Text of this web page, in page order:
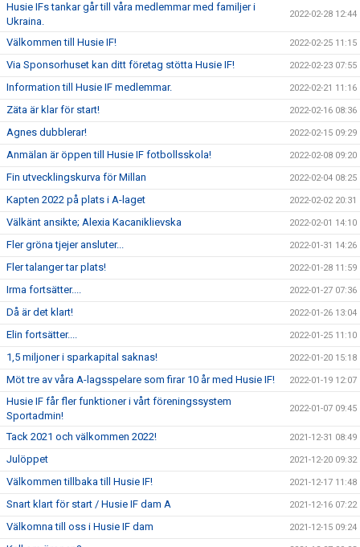
Husie IFs tankar går till våra medlemmar med familjer i
Ukraina.
2022-02-28 12:44
Välkommen till Husie IF! 2022-02-25 11:15
Via Sponsorhuset kan ditt företag stötta Husie IF! 2022-02-23 07:55
Information till Husie IF medlemmar. 2022-02-21 11:16
Zäta är klar för start! 2022-02-16 08:36
Agnes dubblerar! 2022-02-15 09:29
Anmälan är öppen till Husie IF fotbollsskola! 2022-02-08 09:20
Fin utvecklingskurva för Millan 2022-02-04 08:25
Kapten 2022 på plats i A-laget 2022-02-02 20:31
Välkänt ansikte; Alexia Kacaniklievska 2022-02-01 14:10
Fler gröna tjejer ansluter... 2022-01-31 14:26
Fler talanger tar plats! 2022-01-28 11:59
Irma fortsätter.... 2022-01-27 07:36
Då är det klart! 2022-01-26 13:04
Elin fortsätter.... 2022-01-25 11:10
1,5 miljoner i sparkapital saknas! 2022-01-20 15:18
Möt tre av våra A-lagsspelare som firar 10 år med Husie IF! 2022-01-19 12:07
Husie IF får fler funktioner i vårt föreningssystem
Sportadmin!
2022-01-07 09:45
Tack 2021 och välkommen 2022! 2021-12-31 08:49
Julöppet 2021-12-20 09:32
Välkommen tillbaka till Husie IF! 2021-12-17 11:48
Snart klart för start / Husie IF dam A 2021-12-16 07:22
Välkomna till oss i Husie IF dam 2021-12-15 09:24